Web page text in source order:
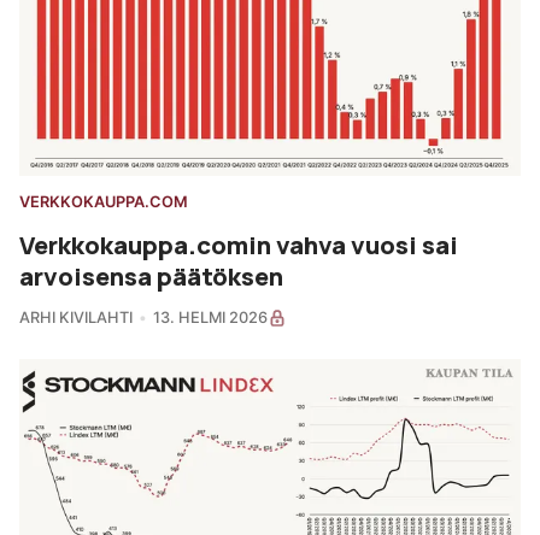
VERKKOKAUPPA.COM
Verkkokauppa.comin vahva vuosi sai
arvoisensa päätöksen
ARHI KIVILAHTI 13. HELMI 2026